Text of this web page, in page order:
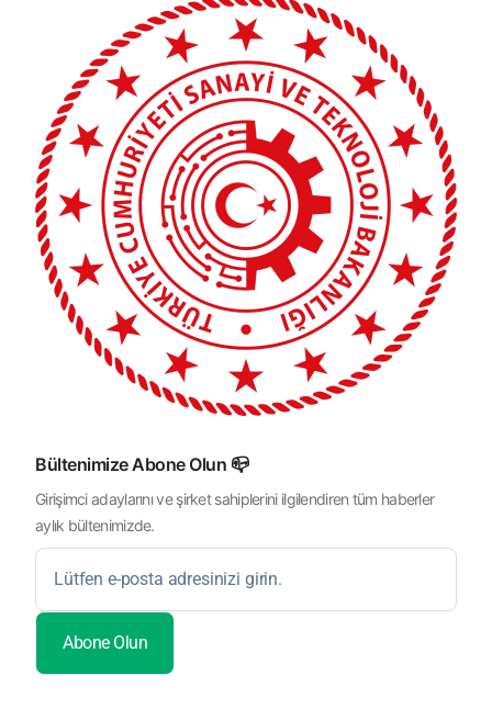
Bültenimize Abone Olun 📪
Girişimci adaylarını ve şirket sahiplerini ilgilendiren tüm haberler
aylık bültenimizde.